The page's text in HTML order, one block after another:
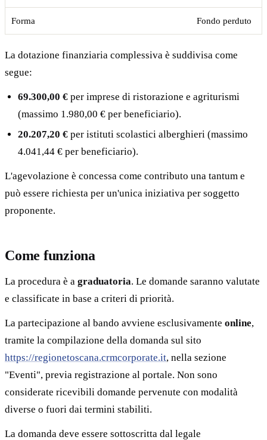
Forma Fondo perduto
La dotazione finanziaria complessiva è suddivisa come
segue:
69.300,00 € per imprese di ristorazione e agriturismi
(massimo 1.980,00 € per beneficiario).
20.207,20 € per istituti scolastici alberghieri (massimo
4.041,44 € per beneficiario).
L'agevolazione è concessa come contributo una tantum e
può essere richiesta per un'unica iniziativa per soggetto
proponente.
Come funziona
La procedura è a graduatoria. Le domande saranno valutate
e classificate in base a criteri di priorità.
La partecipazione al bando avviene esclusivamente online,
tramite la compilazione della domanda sul sito
https://regionetoscana.crmcorporate.it, nella sezione
"Eventi", previa registrazione al portale. Non sono
considerate ricevibili domande pervenute con modalità
diverse o fuori dai termini stabiliti.
La domanda deve essere sottoscritta dal legale